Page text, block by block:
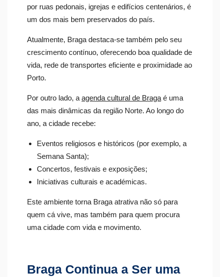
por ruas pedonais, igrejas e edifícios centenários, é
um dos mais bem preservados do país.
Atualmente, Braga destaca-se também pelo seu
crescimento contínuo, oferecendo boa qualidade de
vida, rede de transportes eficiente e proximidade ao
Porto.
Por outro lado, a agenda cultural de Braga é uma
das mais dinâmicas da região Norte. Ao longo do
ano, a cidade recebe:
Eventos religiosos e históricos (por exemplo, a
Semana Santa);
Concertos, festivais e exposições;
Iniciativas culturais e académicas.
Este ambiente torna Braga atrativa não só para
quem cá vive, mas também para quem procura
uma cidade com vida e movimento.
Braga Continua a Ser uma